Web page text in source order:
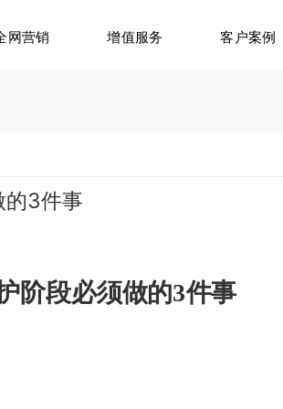
网营销 增值服务 客户案例
的3件事
阶段必须做的3件事